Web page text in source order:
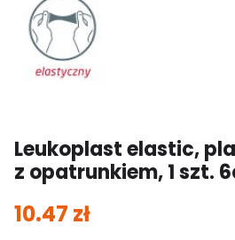
Leukoplast elastic,
z opatrunkiem, 1 szt.
10.47 zł